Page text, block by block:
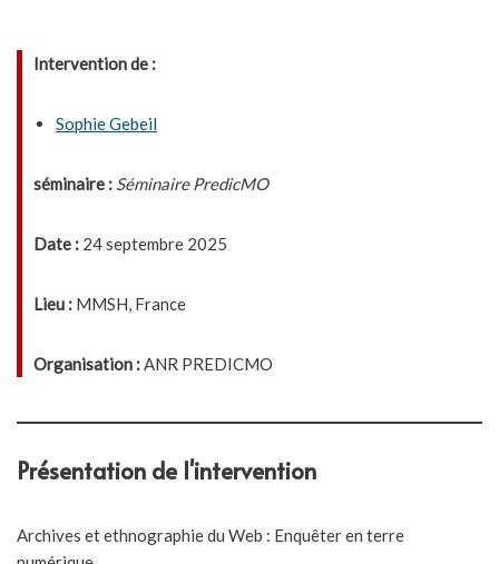
Intervention de :
Sophie Gebeil
séminaire : Séminaire PredicMO
Date : 24 septembre 2025
Lieu : MMSH, France
Organisation :ANR PREDICMO
Présentation de l'intervention
Archives et ethnographie du Web : Enquêter en terre